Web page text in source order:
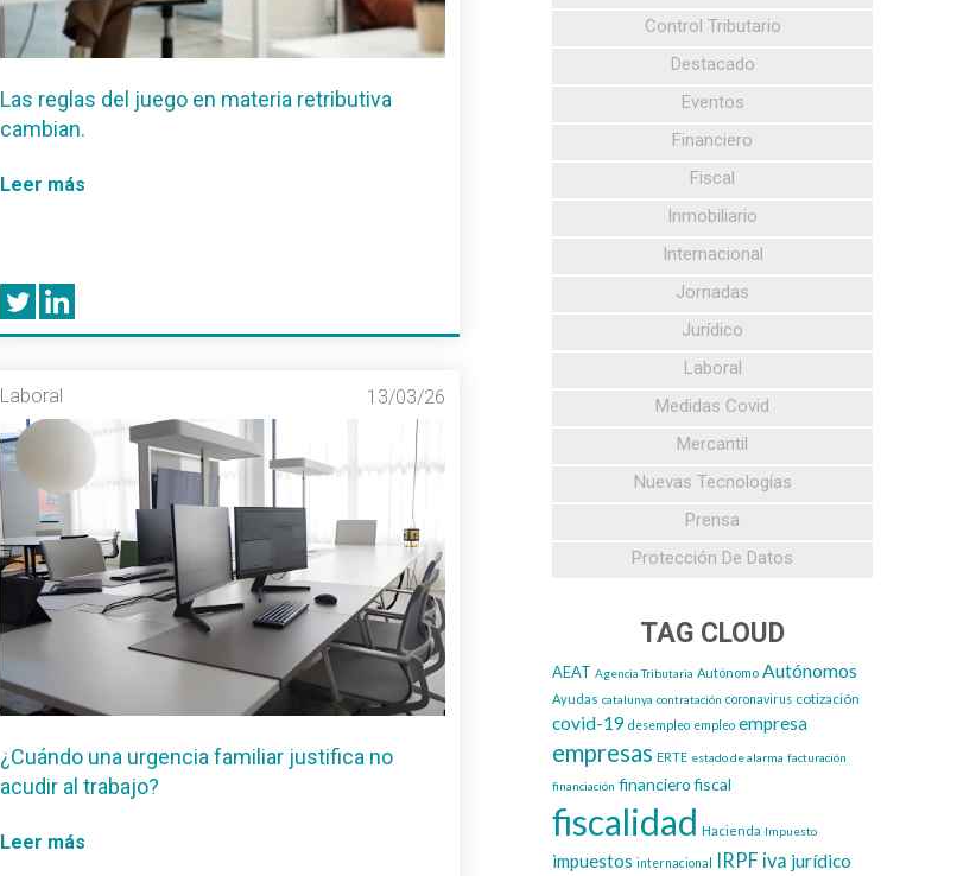
Las reglas del juego en materia retributiva
cambian.
Leer más
Laboral 13/03/26
¿Cuándo una urgencia familiar justifica no
acudir al trabajo?
Leer más
Control Tributario
Destacado
Eventos
Financiero
Fiscal
Inmobiliario
Internacional
Jornadas
Jurídico
Laboral
Medidas Covid
Mercantil
Nuevas Tecnologías
Prensa
Protección De Datos
TAG CLOUD
AEAT Agencia Tributaria Autónomo Autónomos
Ayudas catalunya contratación coronavirus cotización
covid-19 desempleo empleo empresa
empresas ERTE estado de alarma facturación
financiación financiero fiscal
fiscalidad Hacienda Impuesto
impuestos internacional IRPF iva jurídico